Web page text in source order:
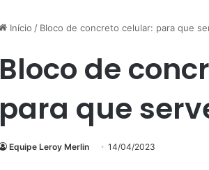
Início / Bloco de concreto celular: para que
Bloco de
para que
Equipe Leroy Merlin 14/04/2023